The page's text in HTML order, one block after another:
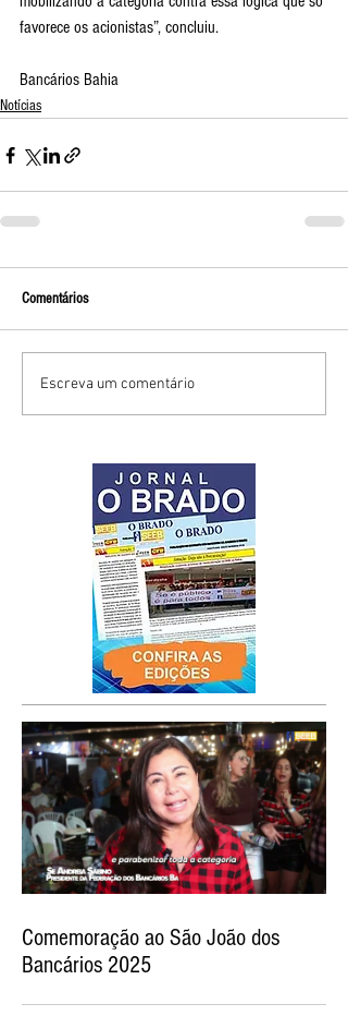
favorece os acionistas”, concluiu.
Bancários Bahia
Notícias
Comentários
Escreva um comentário
Comemoração ao São João dos
Bancários 2025